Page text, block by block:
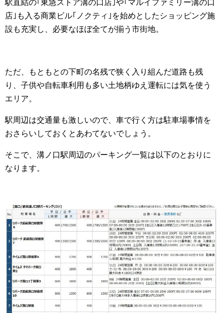
駅直結の｢東急ストア溝の口店｣や｢マルイファミリー溝の口
店｣も入る商業ビル｢ノクティ｣を始めとしたショッピング施
設も充実し、必要なほぼ全てが揃う市街地。
ただ、もともとの下町の名残で狭く入り組んだ道路も残
り、子供や自転車利用も多い土地柄ゆえ運転には気を使う
エリア。
駅周辺は交通量も激しいので、車で行く方は駐車場事情を
おさらいしておくとあわてないでしょう。
そこで、溝ノ口駅周辺のパーキング一覧は以下のとおりに
なります。